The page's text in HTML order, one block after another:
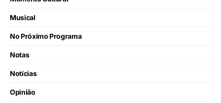
Musical
No Próximo Programa
Notas
Notícias
Opinião